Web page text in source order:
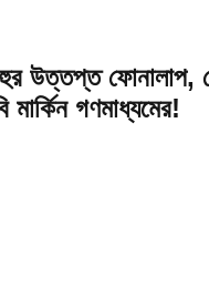
উত্তপ্ত ফোনালাপ,
মার্কিন গণমাধ্যমের!